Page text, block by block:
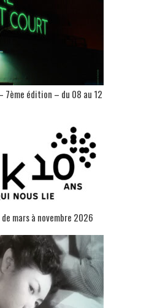
7ème édition – du 08 au 12
mars à novembre 2026